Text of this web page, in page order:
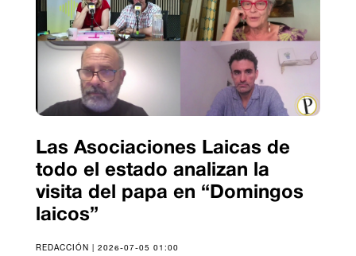
Las Asociaciones Laicas de
todo el estado analizan la
visita del papa en “Domingos
laicos”
REDACCIÓN | 2026-07-05 01:00